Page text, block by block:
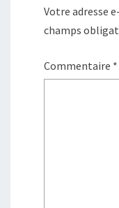
Votre adresse
champs
Commentaire *